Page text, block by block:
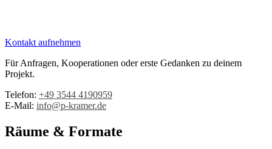
Kontakt aufnehmen
Für Anfragen, Kooperationen oder erste Gedanken zu deinem
Projekt.
Telefon: +49 3544 4190959‬
E-Mail: info@p-kramer.de
Räume & Formate